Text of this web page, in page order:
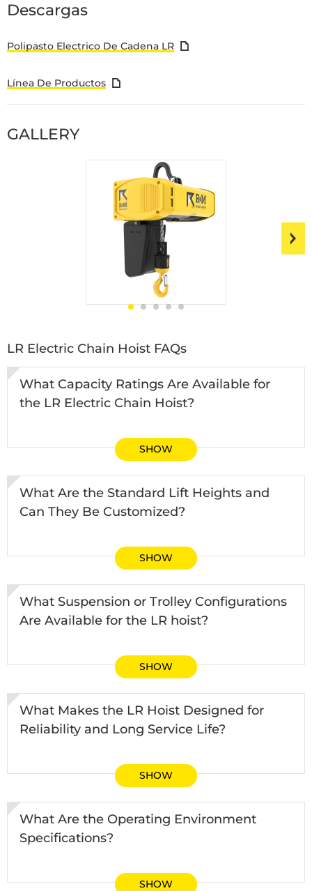
Descargas
Polipasto Electrico De Cadena LR
Línea De Productos
GALLERY
LR Electric Chain Hoist FAQs
What Capacity Ratings Are Available for
the LR Electric Chain Hoist?
SHOW
What Are the Standard Lift Heights and
Can They Be Customized?
SHOW
What Suspension or Trolley Configurations
Are Available for the LR hoist?
SHOW
What Makes the LR Hoist Designed for
Reliability and Long Service Life?
SHOW
What Are the Operating Environment
Specifications?
SHOW